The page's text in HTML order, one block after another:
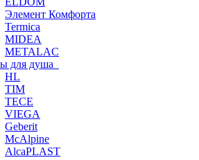
Элемент Комфорта
Termica
MIDEA
METALAC
для душа
HL
TIM
TECE
VIEGA
Geberit
McAlpine
AlcaPLAST